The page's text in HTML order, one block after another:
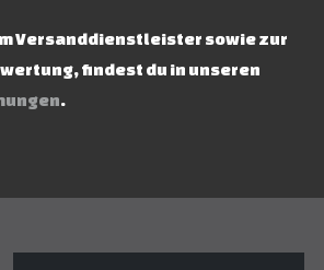
Versanddienstleister sowie zur
findest du in unseren
.